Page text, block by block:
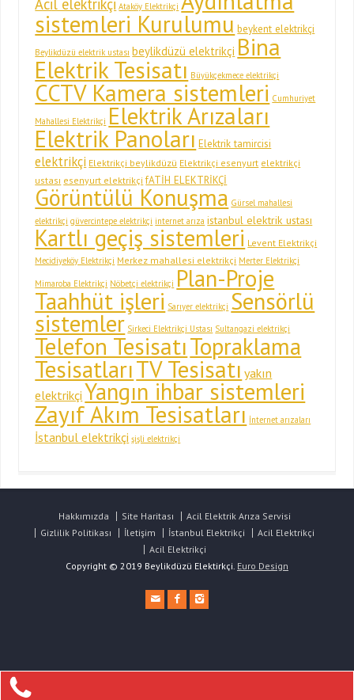
Acil elektrikçi Ataköy Elektrikçi
sistemleri Kurulumu beykent elektrikçi
Beylikdüzü elektrik ustası beylikdüzü elektrikçi Bina
Elektrik Tesisatı Büyükçekmece elektrikçi
CCTV Kamera sistemleri Cumhuriyet
Mahallesi Elektrikçi Elektrik Arızaları
Elektrik Panoları Elektrik tamircisi
elektrikçi Elektrikçi beylikdüzü Elektrikçi esenyurt elektrikçi
ustası esenyurt elektrikçi fATİH ELEKTRİKÇİ
Görüntülü Konuşma Gürsel mahallesi
elektrikçi güvercintepe elektrikçi internet arıza istanbul elektrik ustası
Kartlı geçiş sistemleri Levent Elektrikçi
Mecidiyeköy Elektrikçi Merkez mahallesi elektrikçi Merter Elektrikçi
Mimaroba Elektrikçi Nöbetçi elektrikçi Plan-Proje
Taahhüt işleri Sarıyer elektrikçi Sensörlü
sistemler Sirkeci Elektrikçi Ustası Sultangazi elektrikçi
Telefon TesisatıTopraklama
TesisatlarıTV Tesisatı yakın
elektrikçi Yangın ihbar sistemleri
Zayıf Akım Tesisatları İnternet arızaları
İstanbul elektrikçi şişli elektrikçi
Hakkımızda Site Haritası
Acil Elektrik Arıza Servisi
Gizlilik Politikası
İletişim İstanbul Elektrikçi
Acil Elektrikçi
Acil Elektrikçi
Copyright © 2019 Beylikdüzü Elektirkçi. Euro Design